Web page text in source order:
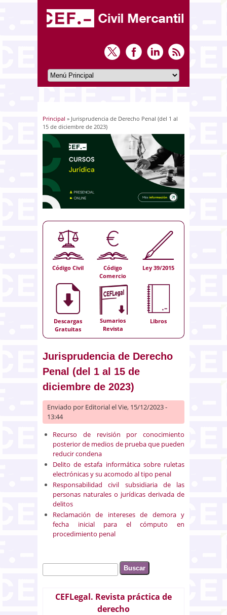
Usted está aquí
Principal » Jurisprudencia de Derecho Penal (del 1 al
15 de diciembre de 2023)
Código Civil
Código
Comercio
Ley 39/2015
Descargas
Gratuitas
Sumarios
Revista
Libros
Jurisprudencia de Derecho
Penal (del 1 al 15 de
diciembre de 2023)
Enviado por Editorialel Vie, 15/12/2023 -
13:44
Recurso de revisión por conocimiento
posterior de medios de prueba que pueden
reducir condena
Delito de estafa informática sobre ruletas
electrónicas y su acomodo al tipo penal
Responsabilidad civil subsidiaria de las
personas naturales o jurídicas derivada de
delitos
Reclamación de intereses de demora y
fecha inicial para el cómputo en
procedimiento penal
Formulario de búsqueda
Buscar
CEFLegal. Revista práctica de
derecho